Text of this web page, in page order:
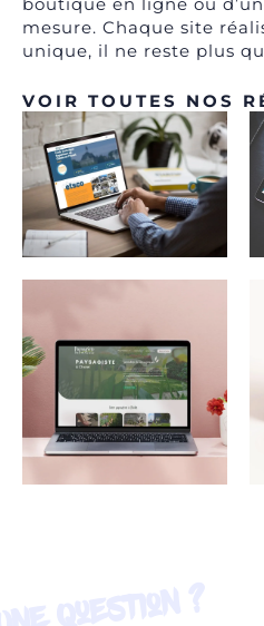
mesure. Chaque site
unique, il ne reste plus
VOIR TOUTES NOS